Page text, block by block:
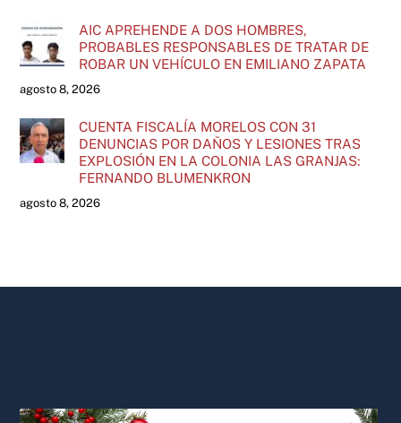
AIC APREHENDE A DOS HOMBRES,
PROBABLES RESPONSABLES DE TRATAR DE
ROBAR UN VEHÍCULO EN EMILIANO ZAPATA
agosto 8, 2026
CUENTA FISCALÍA MORELOS CON 31
DENUNCIAS POR DAÑOS Y LESIONES TRAS
EXPLOSIÓN EN LA COLONIA LAS GRANJAS:
FERNANDO BLUMENKRON
agosto 8, 2026